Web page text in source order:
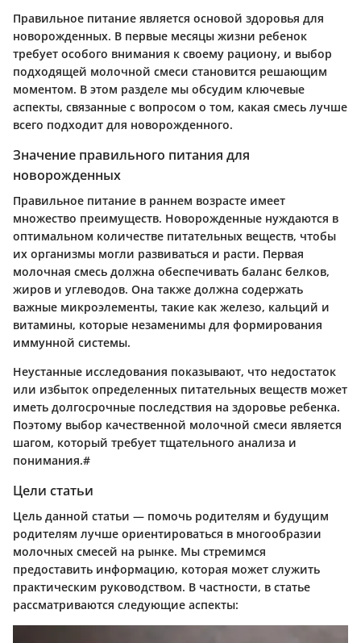
Правильное питание является основой здоровья для
новорожденных. В первые месяцы жизни ребенок
требует особого внимания к своему рациону, и выбор
подходящей молочной смеси становится решающим
моментом. В этом разделе мы обсудим ключевые
аспекты, связанные с вопросом о том, какая смесь лучше
всего подходит для новорожденного.
Значение правильного питания для
новорожденных
Правильное питание в раннем возрасте имеет
множество преимуществ. Новорожденные нуждаются в
оптимальном количестве питательных веществ, чтобы
их организмы могли развиваться и расти. Первая
молочная смесь должна обеспечивать баланс белков,
жиров и углеводов. Она также должна содержать
важные микроэлементы, такие как железо, кальций и
витамины, которые незаменимы для формирования
иммунной системы.
Неустанные исследования показывают, что недостаток
или избыток определенных питательных веществ может
иметь долгосрочные последствия на здоровье ребенка.
Поэтому выбор качественной молочной смеси является
шагом, который требует тщательного анализа и
понимания.#
Цели статьи
Цель данной статьи — помочь родителям и будущим
родителям лучше ориентироваться в многообразии
молочных смесей на рынке. Мы стремимся
предоставить информацию, которая может служить
практическим руководством. В частности, в статье
рассматриваются следующие аспекты: